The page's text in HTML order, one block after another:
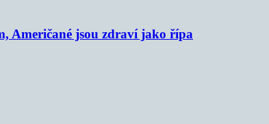
Američané jsou zdraví jako řípa